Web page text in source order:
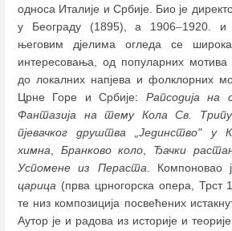
односа Италије и Србије. Био је
у Београду (1895), а 1906–1920. и
његовим дјелима огледа се
интересовања, од популарних мотива
до локалних напјева и фолклорних
Црне Горе и Србије: Рапсодија на
Фантазија на тему Кола Св.
пјевачког друштва „Јединство" у
химна, Бранково коло, Ђачки
Успомене из Пераста. Компоновао
царица (прва црногорска опера, Трст
те низ композиција посвећених
Аутор је и радова из историје и